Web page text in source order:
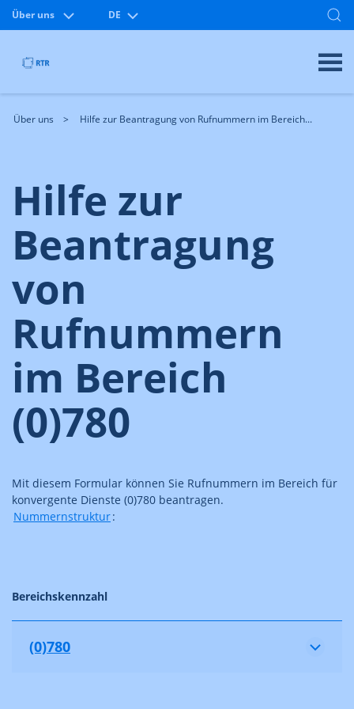
Über uns DE
Über uns Hilfe zur Beantragung von Rufnummern im Bereich...
Hilfe zur
Beantragung
von
Rufnummern
im Bereich
(0)780
Mit diesem Formular können Sie Rufnummern im Bereich für
konvergente Dienste (0)780 beantragen.
Nummernstruktur:
Bereichskennzahl
(0)780